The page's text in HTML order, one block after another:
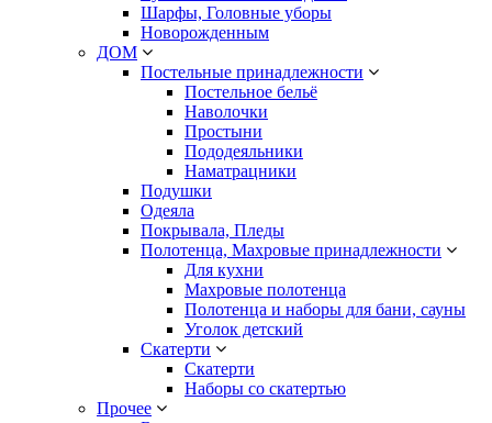
Шарфы, Головные уборы
Новорожденным
ДОМ
Постельные принадлежности
Постельное бельё
Наволочки
Простыни
Пододеяльники
Наматрацники
Подушки
Одеяла
Покрывала, Пледы
Полотенца, Махровые принадлежности
Для кухни
Махровые полотенца
Полотенца и наборы для бани, сауны
Уголок детский
Скатерти
Скатерти
Наборы со скатертью
Прочее